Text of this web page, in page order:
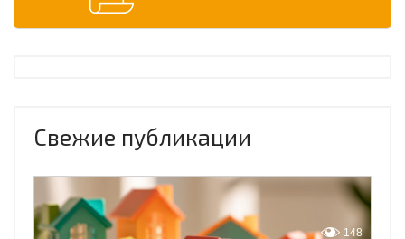
Свежие публикации
148